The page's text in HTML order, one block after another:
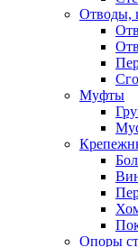
Отводы,
Муфты
Опоры